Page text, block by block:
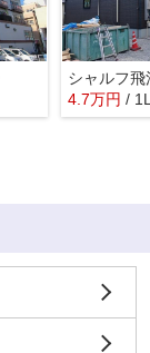
シャルフ
4.7万円 /